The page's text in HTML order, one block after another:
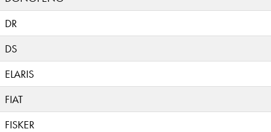
DR
DS
ELARIS
FIAT
FISKER